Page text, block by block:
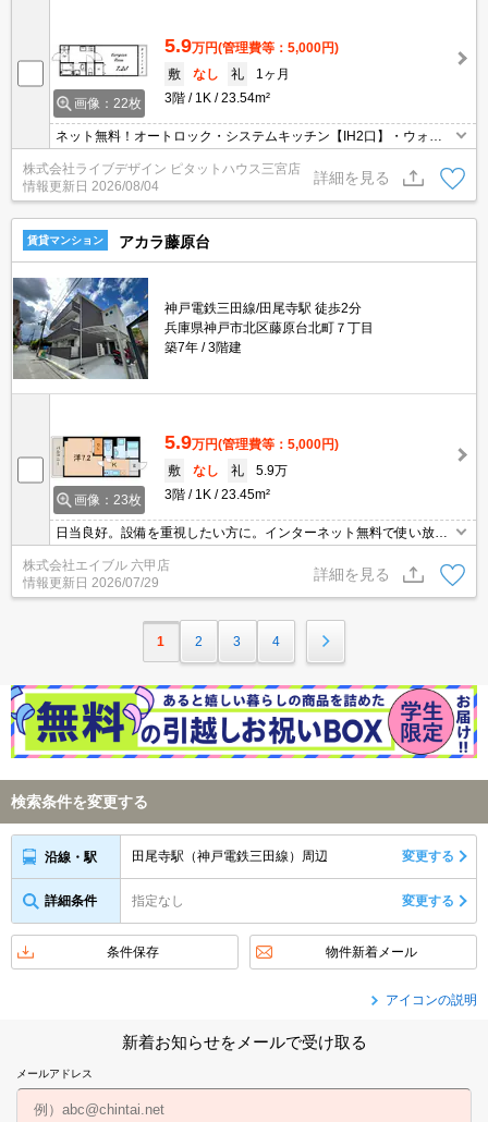
画像：22枚
5.9万円(管理費等：5,000円)
敷
なし 礼
1ヶ月
3階
1K 23.54m²
ネット無料！オートロック・システムキッチン【IH2口】・ウォッ
シュレット！
株式会社ライブデザイン ピタットハウス三宮店
情報更新日 2026/08/04
詳細を見る
賃貸マンション アカラ藤原台
神戸電鉄三田線/田尾寺駅 徒歩2分
兵庫県神戸市北区藤原台北町７丁目
築7年
3階建
画像：23枚
5.9万円(管理費等：5,000円)
敷
なし 礼
5.9万
3階
1K 23.45m²
日当良好。設備を重視したい方に。インターネット無料で使い放
題。退去時、鍵交換20,000円。退去時清掃費33,000円。
株式会社エイブル 六甲店
情報更新日 2026/07/29
詳細を見る
1 2 3 4
検索条件を変更する
沿線・駅 田尾寺駅（神戸電鉄三田線）周辺 変更する
詳細条件 指定なし 変更する
条件保存 物件新着メール
アイコンの説明
新着お知らせをメールで受け取る
メールアドレス